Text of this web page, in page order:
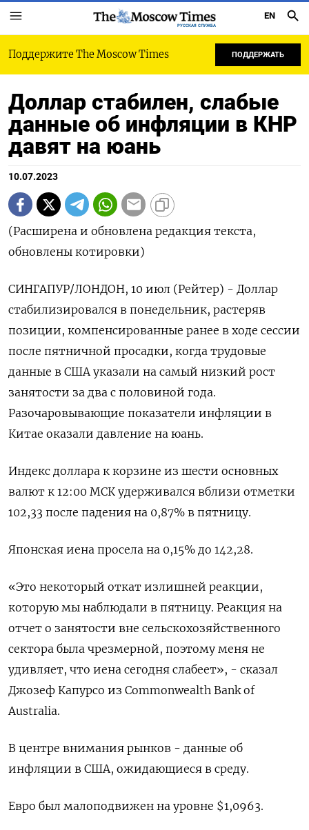
РУССКАЯ СЛУЖБА
EN
Поддержите The Moscow Times ПОДДЕРЖАТЬ
Доллар стабилен, слабые
данные об инфляции в КНР
давят на юань
10.07.2023
(Расширена и обновлена редакция текста,
обновлены котировки)
СИНГАПУР/ЛОНДОН, 10 июл (Рейтер) - Доллар
стабилизировался в понедельник, растеряв
позиции, компенсированные ранее в ходе сессии
после пятничной просадки, когда трудовые
данные в США указали на самый низкий рост
занятости за два с половиной года.
Разочаровывающие показатели инфляции в
Китае оказали давление на юань.
Индекс доллара к корзине из шести основных
валют к 12:00 МСК удерживался вблизи отметки
102,33 после падения на 0,87% в пятницу.
Японская иена просела на 0,15%​ до 142,28.
«Это некоторый откат излишней реакции,
которую мы наблюдали в пятницу. Реакция на
отчет о занятости вне сельскохозяйственного
сектора была чрезмерной, поэтому меня не
удивляет, что иена сегодня слабеет», - сказал
Джозеф Капурсо из Commonwealth Bank of
Australia.
В центре внимания рынков - данные об
инфляции в США, ожидающиеся в среду.
Евро был малоподвижен на уровне $1,0963.